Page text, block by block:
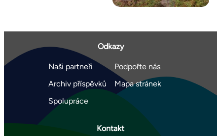
Odkazy
Naši partneři
Podpořte nás
Archiv příspěvků
Mapa stránek
Spolupráce
Kontakt